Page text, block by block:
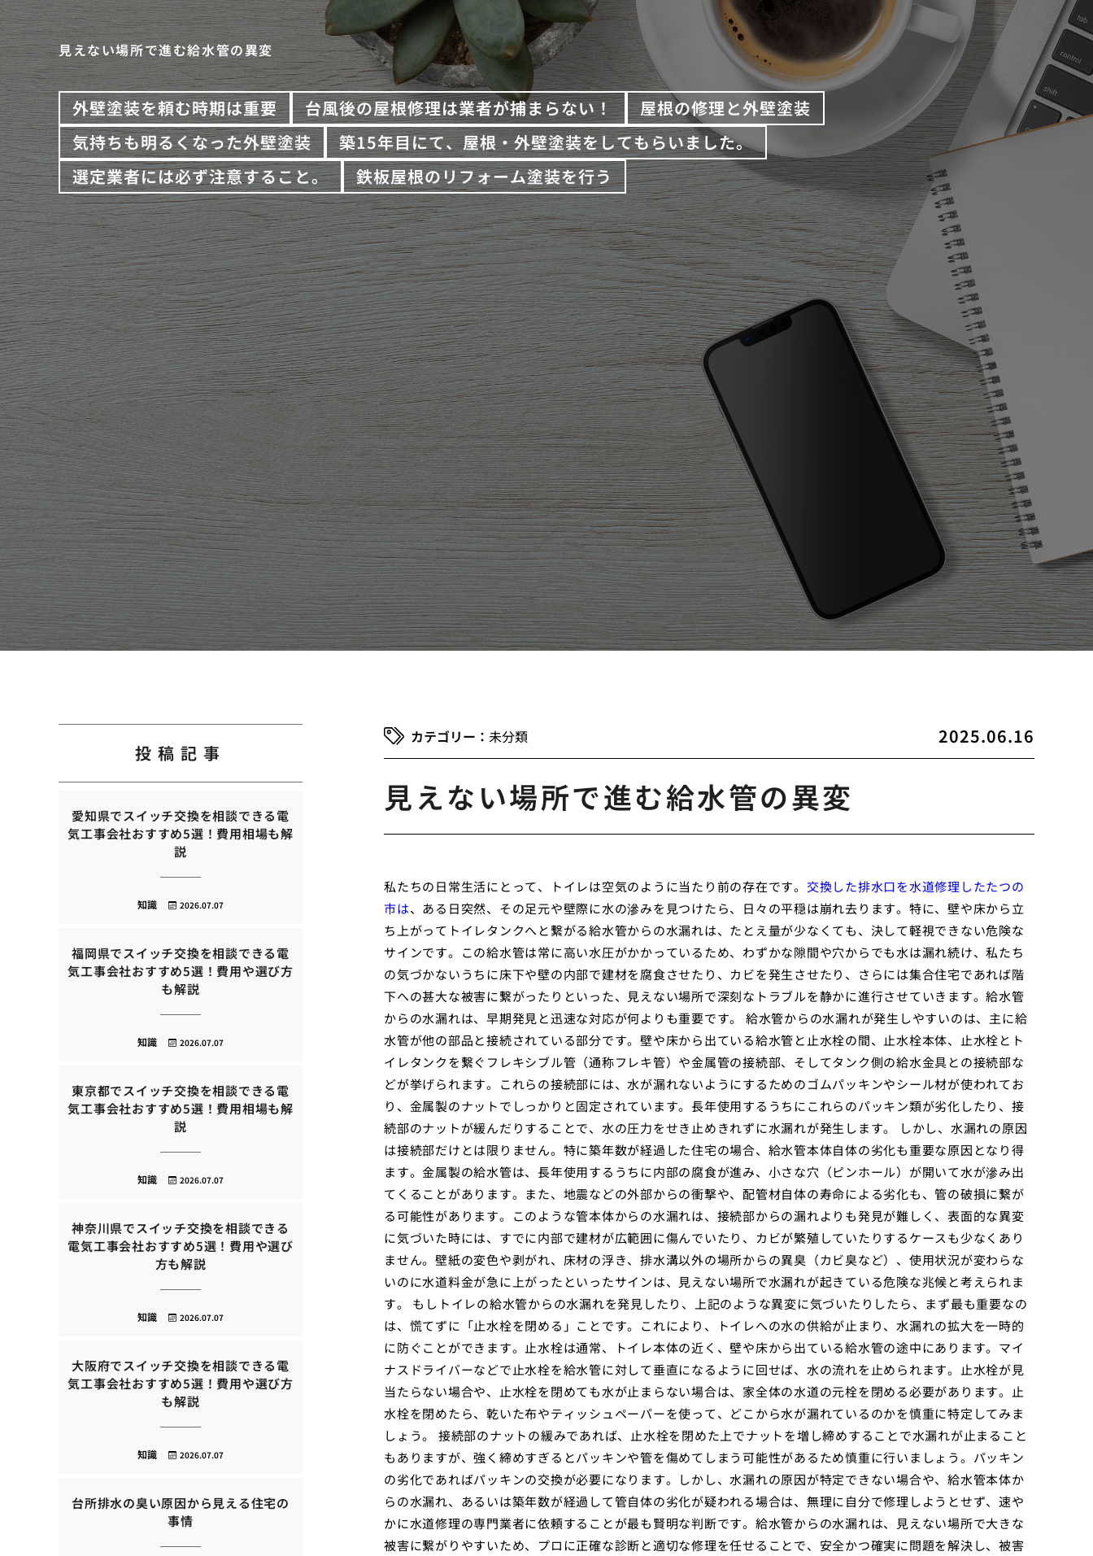
見えない場所で進む給水管の異変
外壁塗装を頼む時期は重要 台風後の屋根修理は業者が捕まらない！
屋根の修理と外壁塗装
気持ちも明るくなった外壁塗装
築15年目にて、屋根・外壁塗装をしてもらいました。
選定業者には必ず注意すること。
鉄板屋根のリフォーム塗装を行う
2025.06.16
未分類
見えない場所で進む給水管の異変
私たちの日常生活にとって、トイレは空気のように当たり前の存在です。 交換した排水口を水道修理したたつの
市は、ある日突然、その足元や壁際に水の滲みを見つけたら、日々の平穏は崩れ去ります。特に、壁や床から立
ち上がってトイレタンクへと繋がる給水管からの水漏れは、たとえ量が少なくても、決して軽視できない危険な
サインです。この給水管は常に高い水圧がかかっているため、わずかな隙間や穴からでも水は漏れ続け、私たち
の気づかないうちに床下や壁の内部で建材を腐食させたり、カビを発生させたり、さらには集合住宅であれば階
下への甚大な被害に繋がったりといった、見えない場所で深刻なトラブルを静かに進行させていきます。給水管
からの水漏れは、早期発見と迅速な対応が何よりも重要です。 給水管からの水漏れが発生しやすいのは、主に給
水管が他の部品と接続されている部分です。壁や床から出ている給水管と止水栓の間、止水栓本体、止水栓とト
イレタンクを繋ぐフレキシブル管（通称フレキ管）や金属管の接続部、そしてタンク側の給水金具との接続部な
どが挙げられます。これらの接続部には、水が漏れないようにするためのゴムパッキンやシール材が使われてお
り、金属製のナットでしっかりと固定されています。長年使用するうちにこれらのパッキン類が劣化したり、接
続部のナットが緩んだりすることで、水の圧力をせき止めきれずに水漏れが発生します。 しかし、水漏れの原因
は接続部だけとは限りません。特に築年数が経過した住宅の場合、給水管本体自体の劣化も重要な原因となり得
ます。金属製の給水管は、長年使用するうちに内部の腐食が進み、小さな穴（ピンホール）が開いて水が滲み出
てくることがあります。また、地震などの外部からの衝撃や、配管材自体の寿命による劣化も、管の破損に繋が
る可能性があります。このような管本体からの水漏れは、接続部からの漏れよりも発見が難しく、表面的な異変
に気づいた時には、すでに内部で建材が広範囲に傷んでいたり、カビが繁殖していたりするケースも少なくあり
ません。壁紙の変色や剥がれ、床材の浮き、排水溝以外の場所からの異臭（カビ臭など）、使用状況が変わらな
いのに水道料金が急に上がったといったサインは、見えない場所で水漏れが起きている危険な兆候と考えられま
す。 もしトイレの給水管からの水漏れを発見したり、上記のような異変に気づいたりしたら、まず最も重要なの
は、慌てずに「止水栓を閉める」ことです。これにより、トイレへの水の供給が止まり、水漏れの拡大を一時的
に防ぐことができます。止水栓は通常、トイレ本体の近く、壁や床から出ている給水管の途中にあります。マイ
ナスドライバーなどで止水栓を給水管に対して垂直になるように回せば、水の流れを止められます。止水栓が見
当たらない場合や、止水栓を閉めても水が止まらない場合は、家全体の水道の元栓を閉める必要があります。止
水栓を閉めたら、乾いた布やティッシュペーパーを使って、どこから水が漏れているのかを慎重に特定してみま
しょう。 接続部のナットの緩みであれば、止水栓を閉めた上でナットを増し締めすることで水漏れが止まること
もありますが、強く締めすぎるとパッキンや管を傷めてしまう可能性があるため慎重に行いましょう。パッキン
の劣化であればパッキンの交換が必要になります。しかし、水漏れの原因が特定できない場合や、給水管本体か
らの水漏れ、あるいは築年数が経過して管自体の劣化が疑われる場合は、無理に自分で修理しようとせず、速や
かに水道修理の専門業者に依頼することが最も賢明な判断です。給水管からの水漏れは、見えない場所で大きな
被害に繋がりやすいため、プロに正確な診断と適切な修理を任せることで、安全かつ確実に問題を解決し、被害
投稿記事
愛知県でスイッチ交換を相談できる電
気工事会社おすすめ5選！費用相場も解
説
2026.07.07
知識
福岡県でスイッチ交換を相談できる電
気工事会社おすすめ5選！費用や選び方
も解説
2026.07.07
知識
東京都でスイッチ交換を相談できる電
気工事会社おすすめ5選！費用相場も解
説
2026.07.07
知識
神奈川県でスイッチ交換を相談できる
電気工事会社おすすめ5選！費用や選び
方も解説
2026.07.07
知識
大阪府でスイッチ交換を相談できる電
気工事会社おすすめ5選！費用や選び方
も解説
2026.07.07
知識
台所排水の臭い原因から見える住宅の
事情